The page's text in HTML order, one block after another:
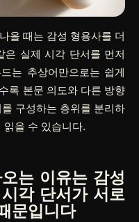
올 때는 감성 형용사를 더
은 실제 시각 단서를 먼저
는 추상어만으로는 쉽게
록 본문 의도와 다른 방향
구성하는 층위를 분리하
을 수 있습니다.
는 이유는 감성
각 단서가 서로
문입니다